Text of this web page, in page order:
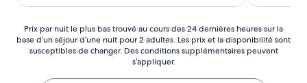
327 €
Prix
par
nuit
Prix par nuit le plus bas trouvé au cours des 24 dernières heures sur la
base d’un séjour d’une nuit pour 2 adultes. Les prix et la disponibilité sont
susceptibles de changer. Des conditions supplémentaires peuvent
s’appliquer.